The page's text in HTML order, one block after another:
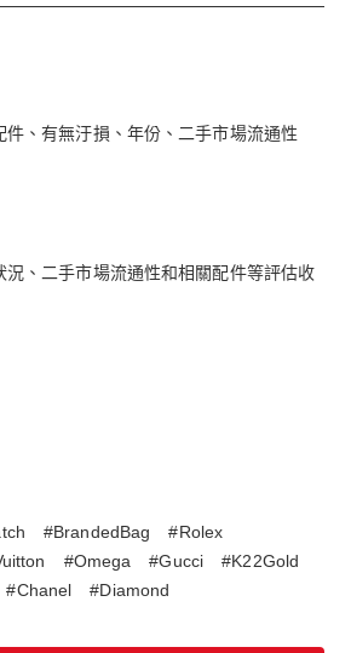
、有無汙損、年份、二手市場流通性
、二手市場流通性和相關配件等評估收
#BrandedBag
#Rolex
#Omega #Gucci
#K22Gold
#Chanel #Diamond